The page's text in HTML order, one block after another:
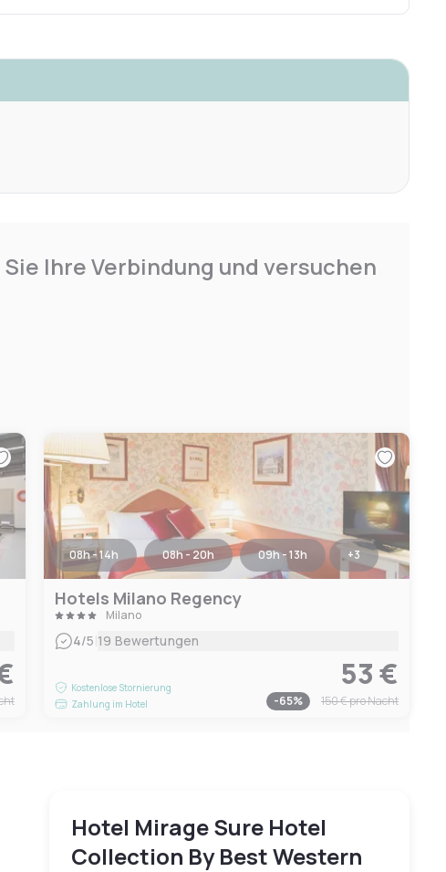
Ihre Verbindung und versuchen
08h - 14h 08h - 20h 09h - 13h +3
Hotels Milano Regency
Milano
4/5|19 Bewertungen
Kostenlose Stornierung
Zahlung im Hotel
53 €
-65% 150 €pro Nacht
Hotel Mirage Sure Hotel
Collection By Best Western